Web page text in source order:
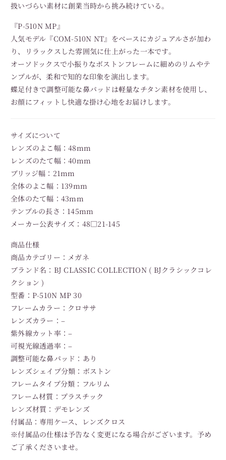
扱いづらい素材に創業当時から挑み続けている。
『P-510N MP』
人気モデル『COM-510N NT』をベースにカジュアルさが加わ
り、リラックスした雰囲気に仕上がった一本です。
オーソドックスで小振りなボストンフレームに細めのリムやテ
ンプルが、柔和で知的な印象を演出します。
蝶足付きで調整可能な鼻パッドは軽量なチタン素材を使用し、
お顔にフィットし快適な掛け心地をお届けします。
サイズについて
レンズのよこ幅：48mm
レンズのたて幅：40mm
ブリッジ幅：21mm
全体のよこ幅：139mm
全体のたて幅：43mm
テンプルの長さ：145mm
メーカー公表サイズ：48□21-145
商品仕様
商品カテゴリー：メガネ
ブランド名：BJ CLASSIC COLLECTION ( BJクラシックコレ
クション )
型番：P-510N MP 30
フレームカラー：クロササ
レンズカラー：–
紫外線カット率：–
可視光線透過率：–
調整可能な鼻パッド：あり
レンズシェイプ分類：ボストン
フレームタイプ分類：フルリム
フレーム材質：プラスチック
レンズ材質：デモレンズ
付属品：専用ケース、レンズクロス
※付属品の仕様は予告なく変更になる場合がございます。予め
ご了承くださいませ。